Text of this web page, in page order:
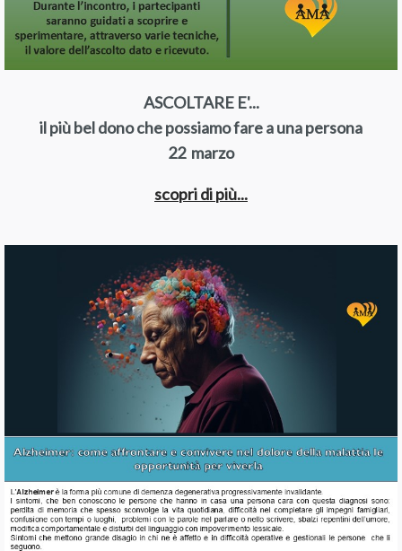
ASCOLTARE E'...
il più bel dono che possiamo fare a una persona
22 marzo
scopri di più...